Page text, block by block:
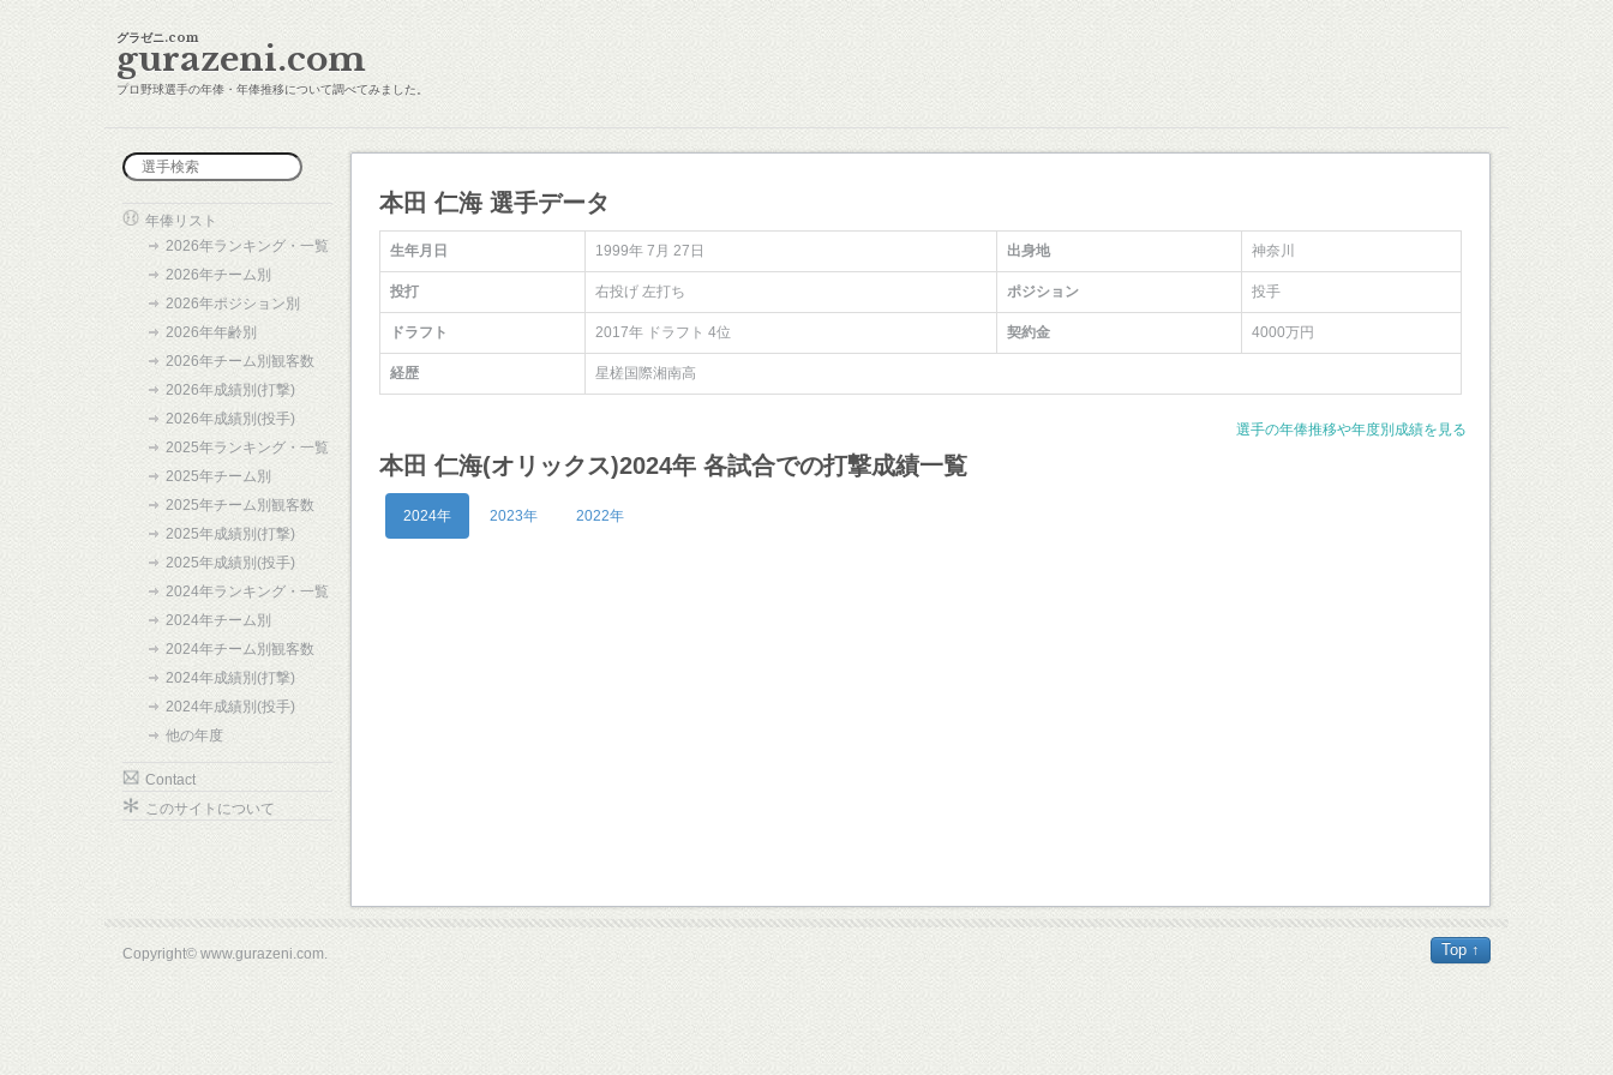
グラゼニ.com
gurazeni.com
プロ野球選手の年俸・年俸推移について調べてみました。
年俸リスト
2026年ランキング・一覧
2026年チーム別
2026年ポジション別
2026年年齢別
2026年チーム別観客数
2026年成績別(打撃)
2026年成績別(投手)
2025年ランキング・一覧
2025年チーム別
2025年チーム別観客数
2025年成績別(打撃)
2025年成績別(投手)
2024年ランキング・一覧
2024年チーム別
2024年チーム別観客数
2024年成績別(打撃)
2024年成績別(投手)
他の年度
Contact
このサイトについて
本田 仁海 選手データ
生年月日 1999年 7月 27日 出身地 神奈川
投打 右投げ 左打ち ポジション 投手
ドラフト 2017年 ドラフト 4位 契約金 4000万円
経歴 星槎国際湘南高
選手の年俸推移や年度別成績を見る
本田 仁海(オリックス)2024年 各試合での打撃成績一覧
2024年 2023年 2022年
Copyright© www.gurazeni.com. Top ↑